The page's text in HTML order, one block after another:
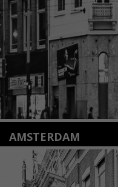
Lees meer
AMSTERDAM
Amstelveenseweg 135
1075 VX Amsterdam
+31 (0)20 2332546